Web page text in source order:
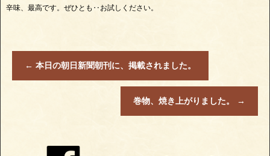
辛味、最高です。ぜひとも‥お試しください。
← 本日の朝日新聞朝刊に、掲載されました。
巻物、焼き上がりました。 →